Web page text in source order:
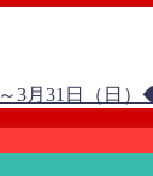
3月31日（日